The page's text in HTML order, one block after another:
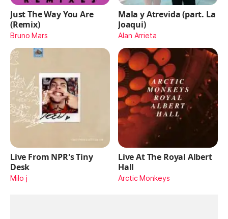
Just The Way You Are
(Remix)
Bruno Mars
Mala y Atrevida (part. La
Joaqui)
Alan Arrieta
Live From NPR's Tiny
Desk
Milo j
Live At The Royal Albert
Hall
Arctic Monkeys